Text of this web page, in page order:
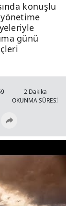
konuşlu
günü
2 Dakika
OKUNMA SÜRESİ